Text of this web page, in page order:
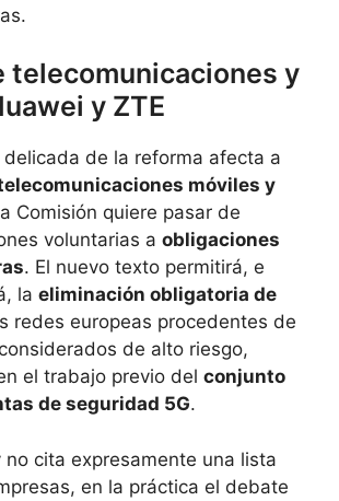
telecomunicaciones y
y ZTE
de la reforma afecta a
móviles y
Comisión quiere pasar de
voluntarias a obligaciones
. El nuevo texto permitirá, e
la eliminación obligatoria de
redes europeas procedentes de
de alto riesgo,
el trabajo previo del conjunto
de seguridad 5G.
no cita expresamente una lista
en la práctica el debate